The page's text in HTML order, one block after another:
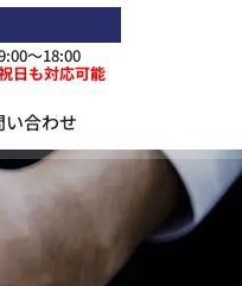
〜18:00
日も対応可能
い合わせ